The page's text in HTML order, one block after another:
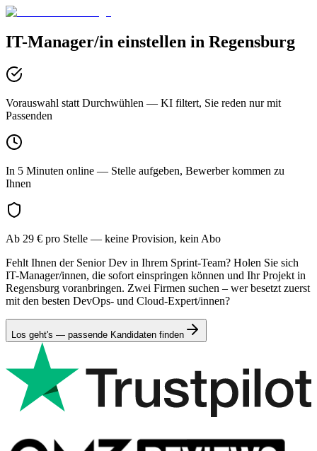
IT-Manager/in einstellen in Regensburg
Vorauswahl statt Durchwühlen — KI filtert, Sie reden nur mit
Passenden
In 5 Minuten online — Stelle aufgeben, Bewerber kommen zu
Ihnen
Ab 29 € pro Stelle — keine Provision, kein Abo
Fehlt Ihnen der Senior Dev in Ihrem Sprint-Team? Holen Sie sich
IT-Manager/innen, die sofort einspringen können und Ihr Projekt in
Regensburg voranbringen. Zwei Firmen suchen – wer besetzt zuerst
mit den besten DevOps- und Cloud-Expert/innen?
Los geht's — passende Kandidaten finden